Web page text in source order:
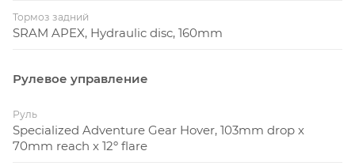
Тормоз задний
SRAM APEX, Hydraulic disc, 160mm
Рулевое управление
Руль
Specialized Adventure Gear Hover, 103mm drop x
70mm reach x 12º flare